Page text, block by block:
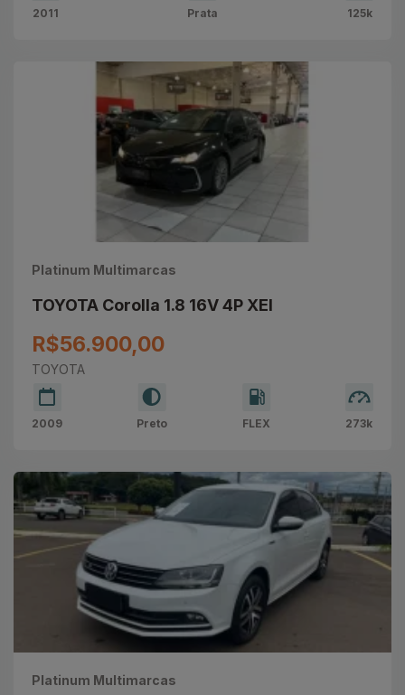
2011 Prata 125k
Platinum Multimarcas
TOYOTA Corolla 1.8 16V 4P XEI
R$56.900,00
TOYOTA
2009 Preto FLEX 273k
Platinum Multimarcas